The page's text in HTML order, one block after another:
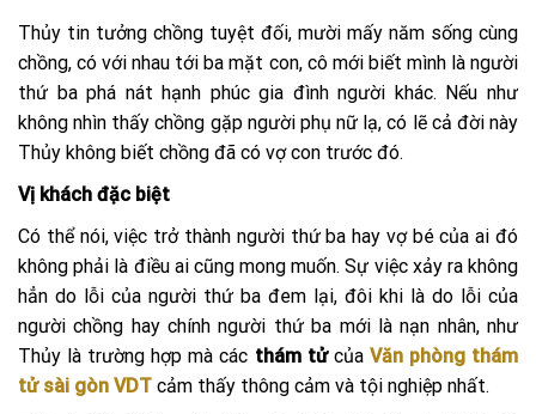
Thủy tin tưởng chồng tuyệt đối, mười mấy năm sống cùng
chồng, có với nhau tới ba mặt con, cô mới biết mình là người
thứ ba phá nát hạnh phúc gia đình người khác. Nếu như
không nhìn thấy chồng gặp người phụ nữ lạ, có lẽ cả đời này
Thủy không biết chồng đã có vợ con trước đó.
Vị khách đặc biệt
Có thể nói, việc trở thành người thứ ba hay vợ bé của ai đó
không phải là điều ai cũng mong muốn. Sự việc xảy ra không
hẳn do lỗi của người thứ ba đem lại, đôi khi là do lỗi của
người chồng hay chính người thứ ba mới là nạn nhân, như
Thủy là trường hợp mà các thám tửcủa Văn phòng thám
tử sài gòn VDT cảm thấy thông cảm và tội nghiệp nhất.